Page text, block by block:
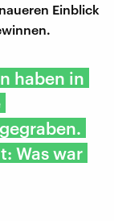
Einblick
haben in
Was war